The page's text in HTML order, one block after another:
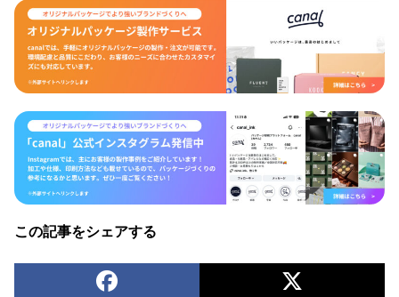
この記事をシェアする